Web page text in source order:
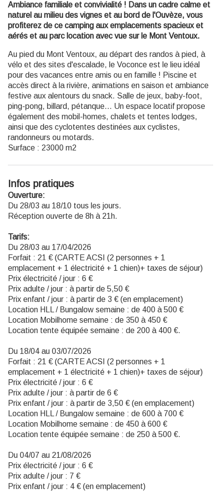
Ambiance familiale et convivialité ! Dans un cadre calme et
naturel au milieu des vignes et au bord de l'Ouvèze, vous
profiterez de ce camping aux emplacements spacieux et
aérés et au parc location avec vue sur le Mont Ventoux.
Au pied du Mont Ventoux, au départ des randos à pied, à
vélo et des sites d'escalade, le Voconce est le lieu idéal
pour des vacances entre amis ou en famille ! Piscine et
accès direct à la rivière, animations en saison et ambiance
festive aux alentours du snack. Salle de jeux, baby-foot,
ping-pong, billard, pétanque... Un espace locatif propose
également des mobil-homes, chalets et tentes lodges,
ainsi que des cyclotentes destinées aux cyclistes,
randonneurs ou motards.
Surface : 23000 m2
Infos pratiques
Ouverture:
Du 28/03 au 18/10 tous les jours.
Réception ouverte de 8h à 21h.
Tarifs:
Du 28/03 au 17/04/2026
Forfait : 21 € (CARTE ACSI (2 personnes + 1
emplacement + 1 électricité + 1 chien)+ taxes de séjour)
Prix électricité / jour : 6 €
Prix adulte / jour : à partir de 5,50 €
Prix enfant / jour : à partir de 3 € (en emplacement)
Location HLL / Bungalow semaine : de 400 à 500 €
Location Mobilhome semaine : de 350 à 450 €
Location tente équipée semaine : de 200 à 400 €.
Du 18/04 au 03/07/2026
Forfait : 21 € (CARTE ACSI (2 personnes + 1
emplacement + 1 électricité + 1 chien)+ taxes de séjour)
Prix électricité / jour : 6 €
Prix adulte / jour : à partir de 6 €
Prix enfant / jour : à partir de 3,50 € (en emplacement)
Location HLL / Bungalow semaine : de 600 à 700 €
Location Mobilhome semaine : de 450 à 600 €
Location tente équipée semaine : de 250 à 500 €.
Du 04/07 au 21/08/2026
Prix électricité / jour : 6 €
Prix adulte / jour : 7 €
Prix enfant / jour : 4 € (en emplacement)